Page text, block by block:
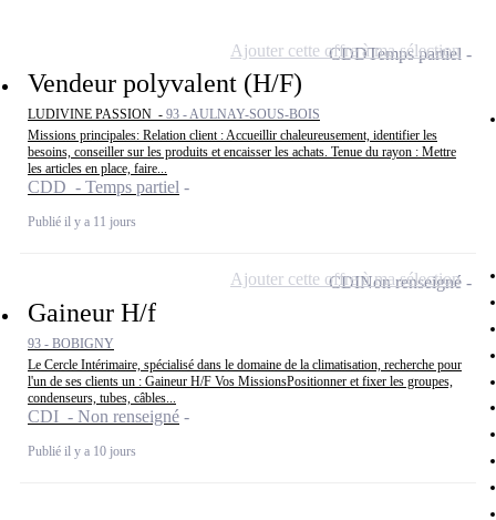
Vendeur polyvalent (H/F)
LUDIVINE PASSION - 93 - AULNAY-SOUS-BOIS
Missions principales: Relation client : Accueillir chaleureusement, identifier les
besoins, conseiller sur les produits et encaisser les achats. Tenue du rayon : Mettre
les articles en place, faire...
CDD - Temps partiel
Publié il y a 11 jours
CDDTemps partiel
Ajouter cette offre à ma sélection
Gaineur H/f
93 - BOBIGNY
Le Cercle Intérimaire, spécialisé dans le domaine de la climatisation, recherche pour
l'un de ses clients un : Gaineur H/F Vos MissionsPositionner et fixer les groupes,
condenseurs, tubes, câbles...
CDI - Non renseigné
Publié il y a 10 jours
CDINon renseigné
Ajouter cette offre à ma sélection